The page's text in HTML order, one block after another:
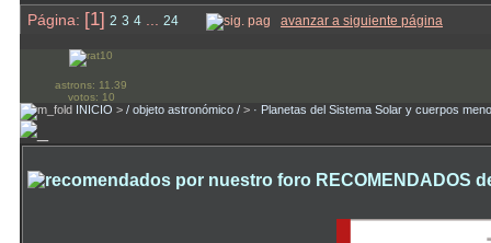
Página: [1] 2 3 4 24 avanzar a siguiente página
astrons: 11.39
votos: 10
INICIO > / objeto astronómico / > · Planetas del Sistema Solar y cuerpos
RECOMENDADOS